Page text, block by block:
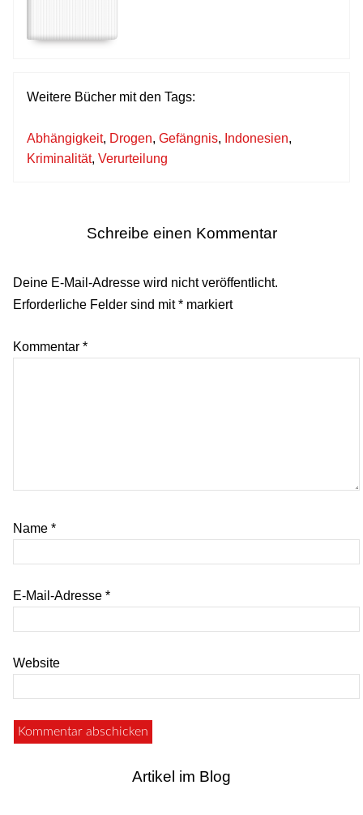
Weitere Bücher mit den Tags:
Abhängigkeit, Drogen, Gefängnis, Indonesien,
Kriminalität, Verurteilung
Schreibe einen Kommentar
Deine E-Mail-Adresse wird nicht veröffentlicht.
Erforderliche Felder sind mit* markiert
Kommentar *
Name *
E-Mail-Adresse *
Website
Artikel im Blog